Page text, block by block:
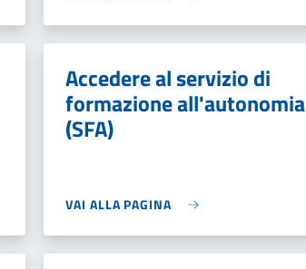
Accedere al servizio di
formazione all'autonomia
(SFA)
VAI ALLA PAGINA